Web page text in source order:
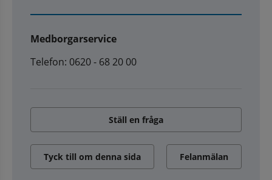
Medborgarservice
Telefon: 0620 - 68 20 00
Ställ en fråga
Tyck till om denna sida Felanmälan